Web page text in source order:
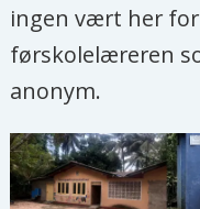
ingen vært her
førskolelæreren
anonym.